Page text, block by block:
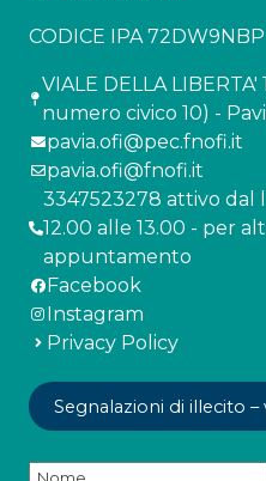
CODICE IPA 72DW9NBP
VIALE DELLA
numero civico 10) -
pavia.ofi@pec.fnofi.it
pavia.ofi@fnofi.it
3347523278 attivo
12.00 alle 13.00 - per
appuntamento
Facebook
Instagram
Privacy Policy
Segnalazioni di illecito